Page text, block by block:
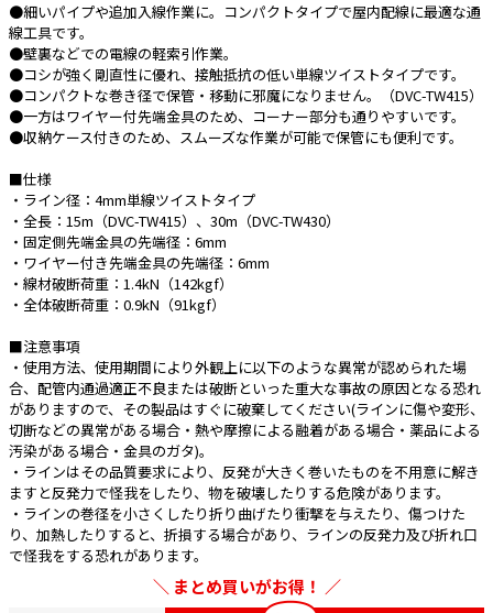
EV充電設備工事関連
感染症関連
その他
e431オリジナル
販売終了品
●細いパイプや追加入線作業に。コンパクトタイプで屋内配線に最適な通
線工具です。
●壁裏などでの電線の軽索引作業。
●コシが強く剛直性に優れ、接触抵抗の低い単線ツイストタイプです。
●コンパクトな巻き径で保管・移動に邪魔になりません。（DVC-TW415）
●一方はワイヤー付先端金具のため、コーナー部分も通りやすいです。
●収納ケース付きのため、スムーズな作業が可能で保管にも便利です。
■仕様
・ライン径：4mm単線ツイストタイプ
・全長：15m（DVC-TW415）、30m（DVC-TW430）
・固定側先端金具の先端径：6mm
・ワイヤー付き先端金具の先端径：6mm
・線材破断荷重：1.4kN（142kgf）
・全体破断荷重：0.9kN（91kgf）
■注意事項
・使用方法、使用期間により外観上に以下のような異常が認められた場
合、配管内通過適正不良または破断といった重大な事故の原因となる恐れ
がありますので、その製品はすぐに破棄してください(ラインに傷や変形、
切断などの異常がある場合・熱や摩擦による融着がある場合・薬品による
汚染がある場合・金具のガタ)。
・ラインはその品質要求により、反発が大きく巻いたものを不用意に解き
ますと反発力で怪我をしたり、物を破壊したりする危険があります。
・ラインの巻径を小さくしたり折り曲げたり衝撃を与えたり、傷つけた
り、加熱したりすると、折損する場合があり、ラインの反発力及び折れ口
で怪我をする恐れがあります。
まとめ買いがお得！